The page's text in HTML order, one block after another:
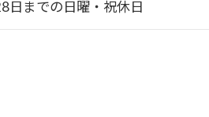
日までの日曜・祝休日